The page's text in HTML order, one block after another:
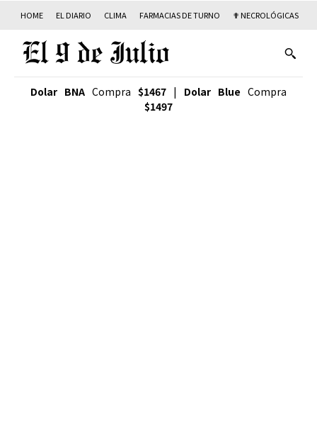
HOME EL DIARIO CLIMA FARMACIAS DE TURNO ✟ NECROLÓGICAS
Dolar BNA Compra $1467 | Dolar Blue Compra
$1497